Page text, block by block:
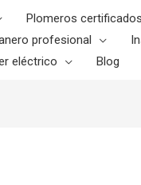
Plomeros certificados
profesional
eléctrico Blog